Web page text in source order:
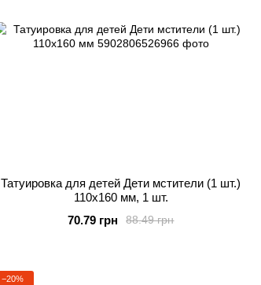
Татуировка для детей Дети мстители (1 шт.)
110х160 мм, 1 шт.
88.49 грн
70.79 грн
−20%